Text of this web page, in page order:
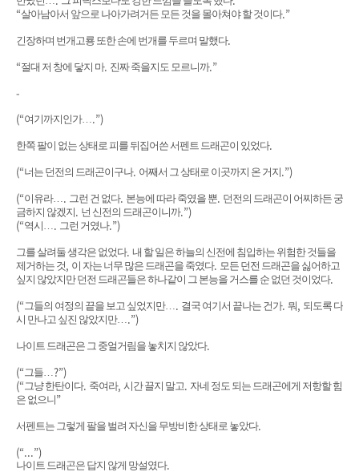
“살아남아서 앞으로 나아가려거든 모든 것을 몰아쳐야 할 것이다.”
긴장하며 번개고룡 또한 손에 번개를 두르며 말했다.
“절대 저 창에 닿지 마. 진짜 죽을지도 모르니까.”
-
(“여기까지인가….”)
한쪽 팔이 없는 상태로 피를 뒤집어쓴 서펜트 드래곤이 있었다.
(“너는 던전의 드래곤이구나. 어째서 그 상태로 이곳까지 온 거지.”)
(“이유라…. 그런 건 없다. 본능에 따라 죽였을 뿐. 던전의 드래곤이 어찌하든 궁
금하지 않겠지. 넌 신전의 드래곤이니까.”)
(“역시…. 그런 거였나.”)
그를 살려둘 생각은 없었다. 내 할 일은 하늘의 신전에 침입하는 위험한 것들을
제거하는 것, 이 자는 너무 많은 드래곤을 죽였다. 모든 던전 드래곤을 싫어하고
싶지 않았지만 던전 드래곤들은 하나같이 그 본능을 거스를 순 없던 것이었다.
(“그들의 여정의 끝을 보고 싶었지만…. 결국 여기서 끝나는 건가. 뭐, 되도록 다
시 만나고 싶진 않았지만….”)
나이트 드래곤은 그 중얼거림을 놓치지 않았다.
(“그들…?”)
(“그냥 한탄이다. 죽여라, 시간 끌지 말고. 자네 정도 되는 드래곤에게 저항할 힘
은 없으니”
서펜트는 그렇게 팔을 벌려 자신을 무방비한 상태로 놓았다.
(“...”)
나이트 드래곤은 답지 않게 망설였다.